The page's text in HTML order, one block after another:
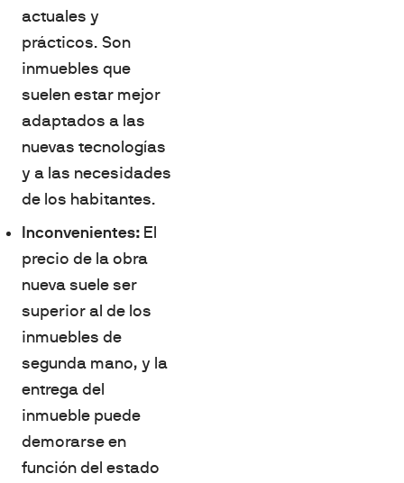
actuales y
prácticos. Son
inmuebles que
suelen estar mejor
adaptados a las
nuevas tecnologías
y a las necesidades
de los habitantes.
Inconvenientes: El
precio de la obra
nueva suele ser
superior al de los
inmuebles de
segunda mano, y la
entrega del
inmueble puede
demorarse en
función del estado